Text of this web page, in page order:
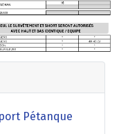
Pétanque